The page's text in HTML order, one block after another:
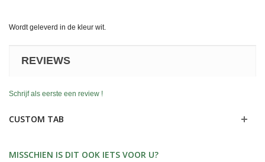
Wordt geleverd in de kleur wit.
REVIEWS
Schrijf als eerste een review !
CUSTOM TAB
MISSCHIEN IS DIT OOK IETS VOOR U?